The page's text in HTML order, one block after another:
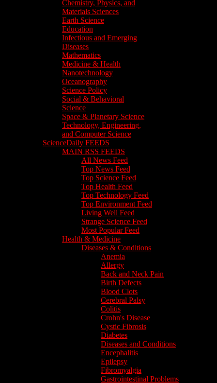
Chemistry, Physics, and
Materials Sciences
Earth Science
Education
Infectious and Emerging
Diseases
Mathematics
Medicine & Health
Nanotechnology
Oceanography
Science Policy
Social & Behavioral
Science
Space & Planetary Science
Technology, Engineering,
and Computer Science
ScienceDaily FEEDS
MAIN RSS FEEDS
All News Feed
Top News Feed
Top Science Feed
Top Health Feed
Top Technology Feed
Top Environment Feed
Living Well Feed
Strange Science Feed
Most Popular Feed
Health & Medicine
Diseases & Conditions
Anemia
Allergy
Back and Neck Pain
Birth Defects
Blood Clots
Cerebral Palsy
Colitis
Crohn's Disease
Cystic Fibrosis
Diabetes
Diseases and Conditions
Encephalitis
Epilepsy
Fibromyalgia
Gastrointestinal Problems